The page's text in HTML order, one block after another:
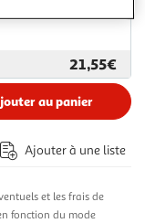
21,55€
au panier
Ajouter à une liste
et les frais de
fonction du mode